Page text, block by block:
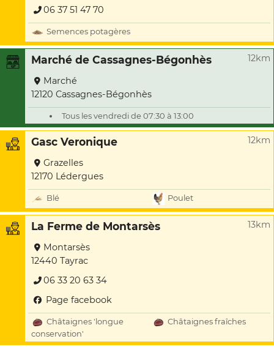
06 37 51 47 70
Semences potagères
Marché de Cassagnes-Bégonhès 12km
Marché
12120 Cassagnes-Bégonhès
Tous les vendredi de 07:30 à 13:00
Gasc Veronique 12km
Grazelles
12170 Lédergues
Blé Poulet
La Ferme de Montarsès 13km
Montarsès
12440 Tayrac
06 33 20 63 34
Page facebook
Châtaignes 'longue
conservation'
Châtaignes fraîches